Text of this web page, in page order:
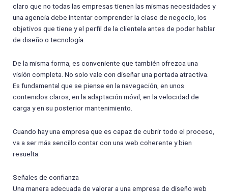
claro que no todas las empresas tienen las mismas necesidades y
una agencia debe intentar comprender la clase de negocio, los
objetivos que tiene y el perfil de la clientela antes de poder hablar
de diseño o tecnología.
De la misma forma, es conveniente que también ofrezca una
visión completa. No solo vale con diseñar una portada atractiva.
Es fundamental que se piense en la navegación, en unos
contenidos claros, en la adaptación móvil, en la velocidad de
carga y en su posterior mantenimiento.
Cuando hay una empresa que es capaz de cubrir todo el proceso,
va a ser más sencillo contar con una web coherente y bien
resuelta.
Señales de confianza
Una manera adecuada de valorar a una empresa de diseño web